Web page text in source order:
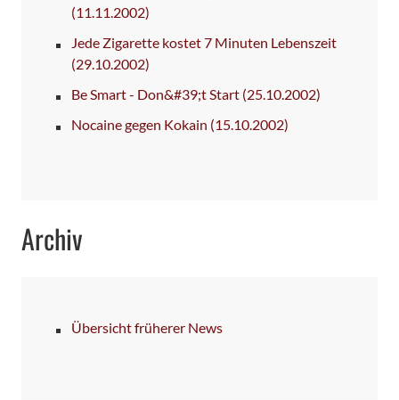
(11.11.2002)
Jede Zigarette kostet 7 Minuten Lebenszeit
(29.10.2002)
Be Smart - Don&#39;t Start (25.10.2002)
Nocaine gegen Kokain (15.10.2002)
Archiv
Übersicht früherer News